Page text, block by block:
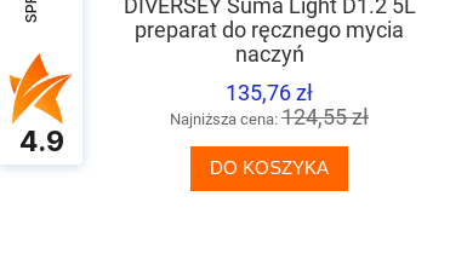
preparat do ręcznego mycia
naczyń
135,76 zł
Najniższa cena: 124,55 zł
DO KOSZYKA
4.9